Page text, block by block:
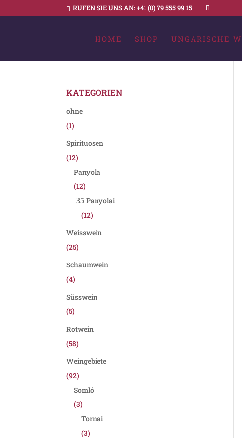
RUFEN SIE UNS AN:+41 (0) 79 555 99 15
HOME SHOP UNGARISCHE
KATEGORIEN
ohne
(1)
Spirituosen
(12)
Panyola
(12)
Panyolai
(12)
Weisswein
(25)
Schaumwein
(4)
Süsswein
(5)
Rotwein
(58)
Weingebiete
(92)
Somló
(3)
Tornai
(3)